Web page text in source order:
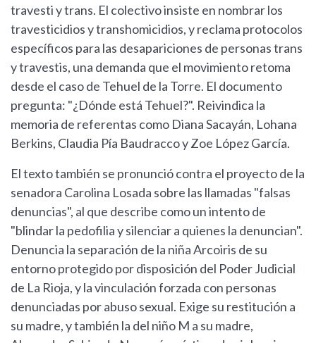
travesti y trans. El colectivo insiste en nombrar los
travesticidios y transhomicidios, y reclama protocolos
específicos para las desapariciones de personas trans
y travestis, una demanda que el movimiento retoma
desde el caso de Tehuel de la Torre. El documento
pregunta: "¿Dónde está Tehuel?". Reivindica la
memoria de referentas como Diana Sacayán, Lohana
Berkins, Claudia Pía Baudracco y Zoe López García.
El texto también se pronunció contra el proyecto de la
senadora Carolina Losada sobre las llamadas "falsas
denuncias", al que describe como un intento de
"blindar la pedofilia y silenciar a quienes la denuncian".
Denuncia la separación de la niña Arcoiris de su
entorno protegido por disposición del Poder Judicial
de La Rioja, y la vinculación forzada con personas
denunciadas por abuso sexual. Exige su restitución a
su madre, y también la del niño M a su madre,